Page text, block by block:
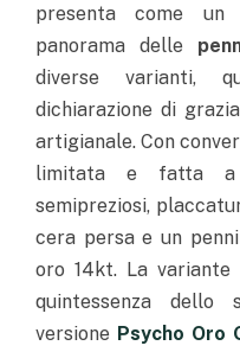
presenta come un
panorama delle
diverse varianti,
dichiarazione di
artigianale. Con
limitata e fatta a
semipreziosi,
cera persa e un
oro 14kt. La variante
quintessenza
versione Psycho Oro